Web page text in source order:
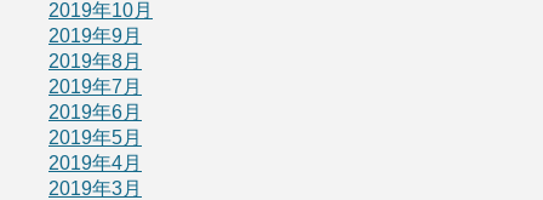
2019年10月
2019年9月
2019年8月
2019年7月
2019年6月
2019年5月
2019年4月
2019年3月